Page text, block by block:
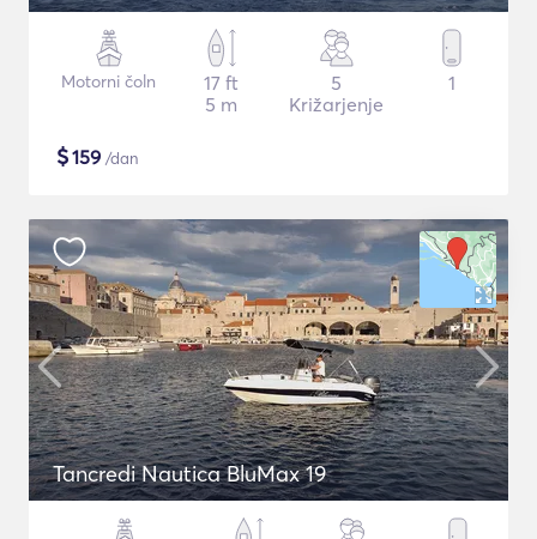
Motorni čoln
17 ft
5 m
5
Križarjenje
1
$159 /dan
Tancredi Nautica BluMax 19